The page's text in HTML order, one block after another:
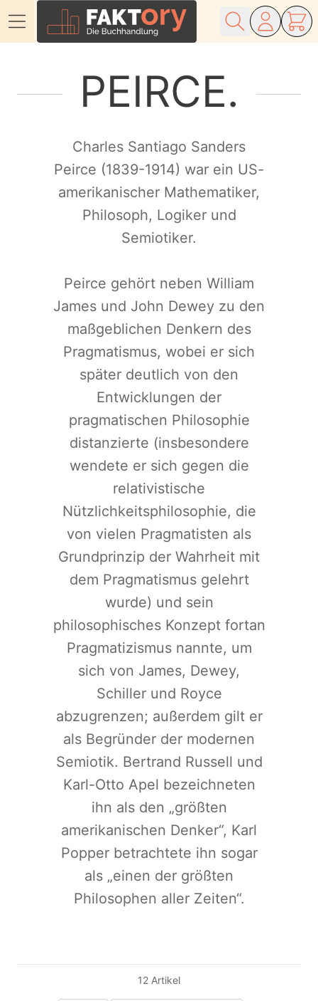
PEIRCE
Charles Santiago Sanders
Peirce (1839-1914) war ein US-
amerikanischer Mathematiker,
Philosoph, Logiker und
Semiotiker.
Peirce gehört neben William
James und John Dewey zu den
maßgeblichen Denkern des
Pragmatismus, wobei er sich
später deutlich von den
Entwicklungen der
pragmatischen Philosophie
distanzierte (insbesondere
wendete er sich gegen die
relativistische
Nützlichkeitsphilosophie, die
von vielen Pragmatisten als
Grundprinzip der Wahrheit mit
dem Pragmatismus gelehrt
wurde) und sein
philosophisches Konzept fortan
Pragmatizismus nannte, um
sich von James, Dewey,
Schiller und Royce
abzugrenzen; außerdem gilt er
als Begründer der modernen
Semiotik. Bertrand Russell und
Karl-Otto Apel bezeichneten
ihn als den „größten
amerikanischen Denker“, Karl
Popper betrachtete ihn sogar
als „einen der größten
Philosophen aller Zeiten“.
12 Artikel